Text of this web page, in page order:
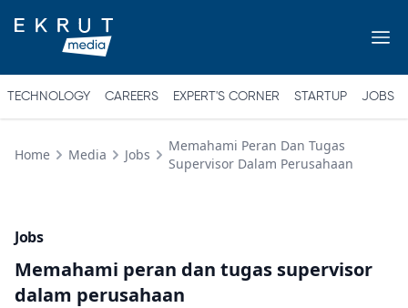
TECHNOLOGY CAREERS EXPERT'S CORNER STARTUP JOBS
Home Media Jobs
Memahami Peran Dan Tugas
Supervisor Dalam Perusahaan
Jobs
Memahami peran dan tugas supervisor
dalam perusahaan